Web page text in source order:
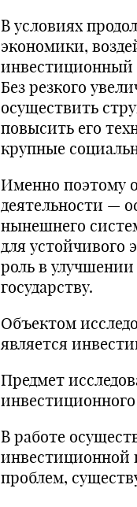
В условиях
экономики,
инвестиционный
Без резкого
осуществить
повысить его
крупные
Именно поэтому
деятельности —
нынешнего
для устойчивого
роль в
государству.
Объектом
является
Предмет
В работе
инвестиционной
проблем,